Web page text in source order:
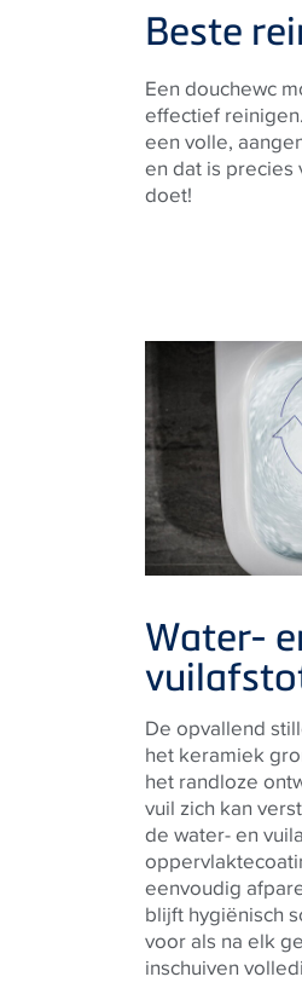
Beste
Een douchewc
effectief
een volle,
en dat is precies
doet!
Water-
De opvallend
het keramiek
het randloze
vuil zich kan
de water- en
eenvoudig
blijft hygiënisch
voor als na elk
inschuiven